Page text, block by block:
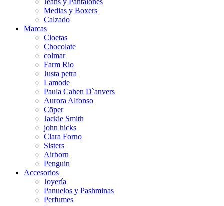
Jeans y Pantalones
Medias y Boxers
Calzado
Marcas
Cloetas
Chocolate
colmar
Farm Rio
Justa petra
Lamode
Paula Cahen D`anvers
Aurora Alfonso
Cōper
Jackie Smith
john hicks
Clara Forno
Sisters
Airborn
Penguin
Accesorios
Joyería
Panuelos y Pashminas
Perfumes